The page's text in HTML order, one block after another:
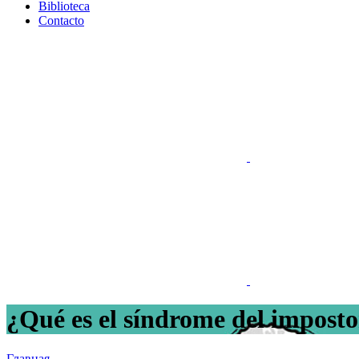
Biblioteca
Contacto
¿Qué es el síndrome del